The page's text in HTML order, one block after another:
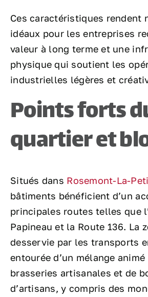
Ces caractéristiques rendent
idéaux pour les entreprises
valeur à long terme et une
physique qui soutient les
industrielles légères et
Points forts
quartier et
Situés dans Rosemont-La-
bâtiments bénéficient d’un
principales routes telles que
Papineau et la Route 136. La
desservie par les transports
entourée d’un mélange
brasseries artisanales et de
d’artisans, y compris des